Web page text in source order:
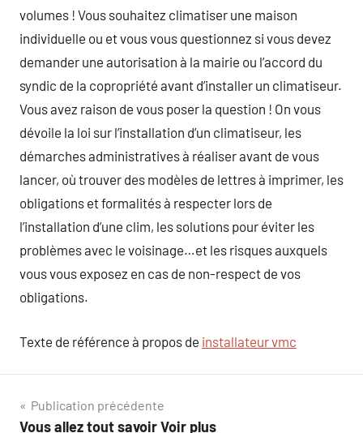
volumes ! Vous souhaitez climatiser une maison
individuelle ou et vous vous questionnez si vous devez
demander une autorisation à la mairie ou l’accord du
syndic de la copropriété avant d’installer un climatiseur.
Vous avez raison de vous poser la question ! On vous
dévoile la loi sur l’installation d’un climatiseur, les
démarches administratives à réaliser avant de vous
lancer, où trouver des modèles de lettres à imprimer, les
obligations et formalités à respecter lors de
l’installation d’une clim, les solutions pour éviter les
problèmes avec le voisinage…et les risques auxquels
vous vous exposez en cas de non-respect de vos
obligations.
Texte de référence à propos de installateur vmc
Navigation
Publication précédente
Vous allez tout savoir Voir plus